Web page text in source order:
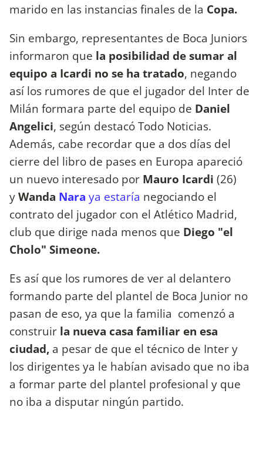
marido en las instancias finales de la Copa.
Sin embargo, representantes de Boca Juniors
informaron que la posibilidad de sumar al
equipo a Icardi no se ha tratado, negando
así los rumores de que el jugador del Inter de
Milán formara parte del equipo de Daniel
Angelici, según destacó Todo Noticias.
Además, cabe recordar que a dos días del
cierre del libro de pases en Europa apareció
un nuevo interesado por Mauro Icardi (26)
yWanda Nara ya estaría negociando el
contrato del jugador con el Atlético Madrid,
club que dirige nada menos que Diego "el
Cholo" Simeone.
Es así que los rumores de ver al delantero
formando parte del plantel de Boca Junior no
pasan de eso, ya que la familia comenzó a
construir la nueva casa familiar en esa
ciudad, a pesar de que el técnico de Inter y
los dirigentes ya le habían avisado que no iba
a formar parte del plantel profesional y que
no iba a disputar ningún partido.